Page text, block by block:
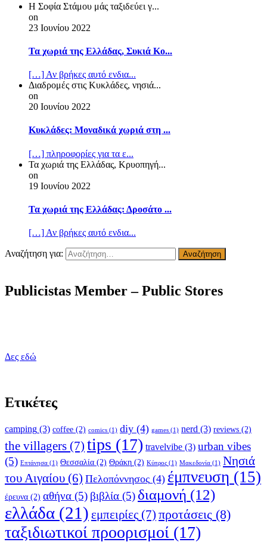
Η Σοφία Στάμου μάς ταξιδεύει γ...
on
23 Ιουνίου 2022
Τα χωριά της Ελλάδας, Συκιά Κο...
[…] Αν βρήκες αυτό ενδια...
Διαδρομές στις Κυκλάδες, νησιά...
on
20 Ιουνίου 2022
Κυκλάδες: Μοναδικά χωριά στη ...
[…] πληροφορίες για τα ε...
Τα χωριά της Ελλάδας, Κρυοπηγή...
on
19 Ιουνίου 2022
Τα χωριά της Ελλάδας: Δροσάτο ...
[…] Αν βρήκες αυτό ενδια...
Αναζήτηση για:
Publicistas Member – Public Stores
Δες εδώ
Ετικέτες
camping (3) coffee (2) comics (1) diy (4) games (1) nerd (3) reviews (2)
the villagers (7) tips (17) travelvibe (3) urban vibes
(5) Επτάνησα (1) Θεσσαλία (2) Θράκη (2) Κύπρος (1) Μακεδονία (1) Νησιά
του Αιγαίου (6) Πελοπόννησος (4) έμπνευση (15)
έρευνα (2) αθήνα (5) βιβλία (5) διαμονή (12)
ελλάδα (21) εμπειρίες (7) προτάσεις (8)
ταξιδιωτικοί προορισμοί (17)